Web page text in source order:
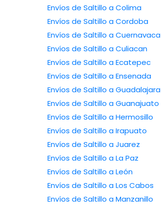
Envíos de Saltillo a Colima
Envíos de Saltillo a Cordoba
Envíos de Saltillo a Cuernavaca
Envíos de Saltillo a Culiacan
Envíos de Saltillo a Ecatepec
Envíos de Saltillo a Ensenada
Envíos de Saltillo a Guadalajara
Envíos de Saltillo a Guanajuato
Envíos de Saltillo a Hermosillo
Envíos de Saltillo a Irapuato
Envíos de Saltillo a Juarez
Envíos de Saltillo a La Paz
Envíos de Saltillo a León
Envíos de Saltillo a Los Cabos
Envíos de Saltillo a Manzanillo